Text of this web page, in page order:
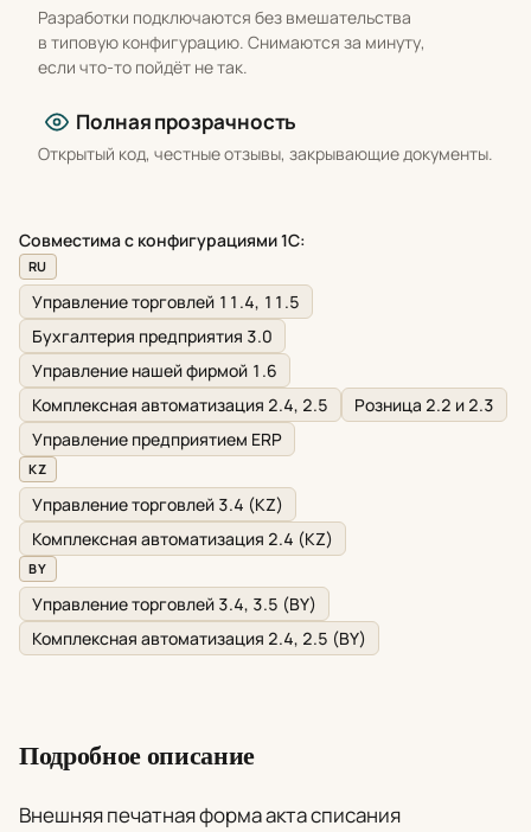
Разработки подключаются без вмешательства
в типовую конфигурацию. Снимаются за минуту,
если что-то пойдёт не так.
Полная прозрачность
Открытый код, честные отзывы, закрывающие документы.
Совместима с конфигурациями 1С:
RU
Управление торговлей 11.4, 11.5
Бухгалтерия предприятия 3.0
Управление нашей фирмой 1.6
Комплексная автоматизация 2.4, 2.5
Розница 2.2 и 2.3
Управление предприятием ERP
KZ
Управление торговлей 3.4 (KZ)
Комплексная автоматизация 2.4 (KZ)
BY
Управление торговлей 3.4, 3.5 (BY)
Комплексная автоматизация 2.4, 2.5 (BY)
Подробное описание
Внешняя печатная форма акта списания